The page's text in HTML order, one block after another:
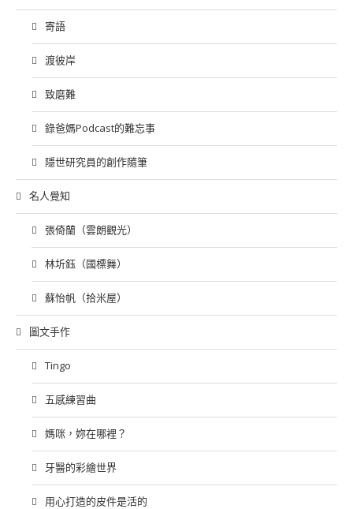
寄語
渡彼岸
致磨難
錄爸媽Podcast的難忘事
隱世研究員的創作隨筆
名人覺知
張倚蘭（雲朗觀光）
林圻鈺（國標舞）
蘇怡帆（拾米屋）
圖文手作
Tingo
五感練習曲
媽咪，妳在哪裡？
牙醫的彩繪世界
用心打造的皮件是活的